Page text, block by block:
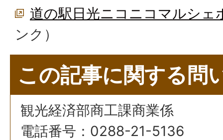
道の駅日光ニコニコマルシェ
ンク）
この記事に関する問
観光経済部商工課商業係
電話番号：0288-21-5136